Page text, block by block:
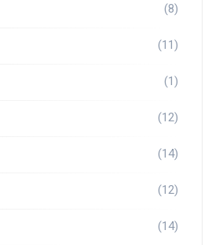
(8)
(11)
(1)
(12)
(14)
(12)
(14)